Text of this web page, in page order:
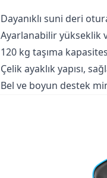
Dayanıklı suni deri
Ayarlanabilir yükseklik
120 kg taşıma
Çelik ayaklık yapısı,
Bel ve boyun destek